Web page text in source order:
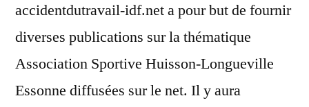
accidentdutravail-idf.net a pour but de fournir
diverses publications sur la thématique
Association Sportive Huisson-Longueville
Essonne diffusées sur le net. Il y aura